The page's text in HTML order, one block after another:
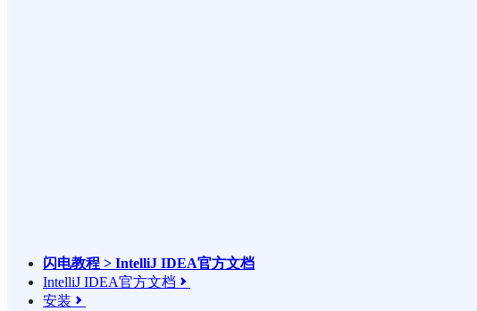
闪电教程 > IntelliJ IDEA官方文档
IntelliJ IDEA官方文档 
安装 